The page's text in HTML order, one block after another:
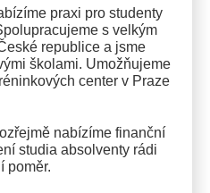
praxi pro studenty
s velkým
republice a jsme
školami. Umožňujeme
center v Praze
nabízíme finanční
studia absolventy rádi
poměr.